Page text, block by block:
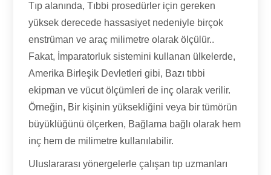
Tıp alanında, Tıbbi prosedürler için gereken
yüksek derecede hassasiyet nedeniyle birçok
enstrüman ve araç milimetre olarak ölçülür..
Fakat, İmparatorluk sistemini kullanan ülkelerde,
Amerika Birleşik Devletleri gibi, Bazı tıbbi
ekipman ve vücut ölçümleri de inç olarak verilir.
Örneğin, Bir kişinin yüksekliğini veya bir tümörün
büyüklüğünü ölçerken, Bağlama bağlı olarak hem
inç hem de milimetre kullanılabilir.
Uluslararası yönergelerle çalışan tıp uzmanları